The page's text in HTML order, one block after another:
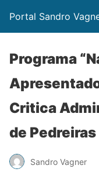
Portal Sandro
Programa
Critica
de Pedreiras
Sandro Vagner